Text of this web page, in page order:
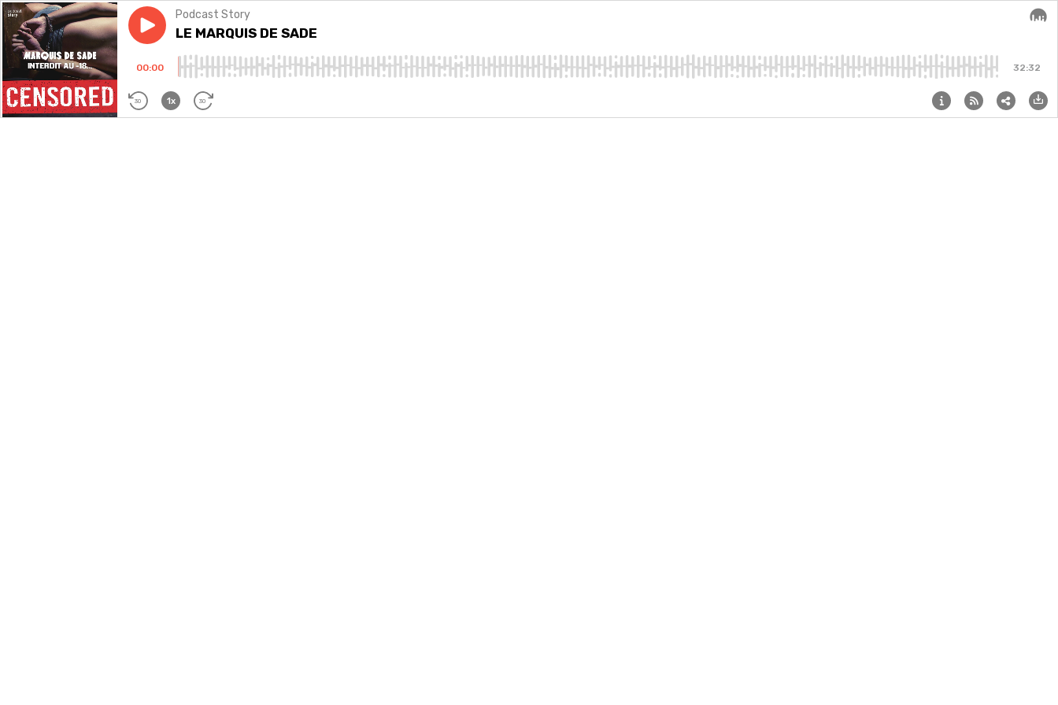
Play episodeLE MARQUIS DE SADE
Podcast Story
LE MARQUIS DE SADE
00:00 32:32
30 1x 30